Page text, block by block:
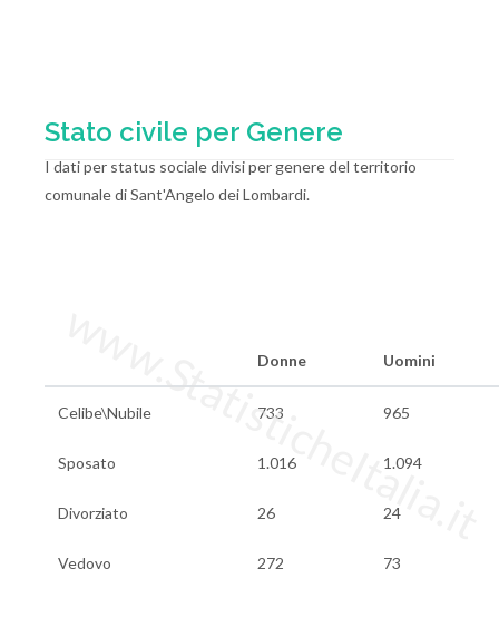
Stato civile per Genere
I dati per status sociale divisi per genere del territorio
comunale di Sant'Angelo dei Lombardi.
Donne Uomini
Celibe\Nubile 733 965
Sposato 1.016 1.094
Divorziato 26 24
Vedovo 272 73
www.StatisticheItalia.it